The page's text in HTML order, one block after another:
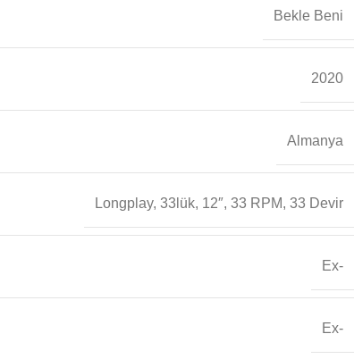
Bekle Beni
2020
Almanya
Longplay, 33lük, 12″, 33 RPM, 33 Devir
Ex-
Ex-